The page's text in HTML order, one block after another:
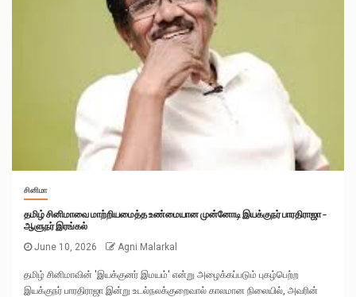
சினிமா
தமிழ் சினிமாவை மாற்றியமைத்த உண்மையான முன்னோடி இயக்குநர் பாரதிராஜா –
ஆளுநர் இரங்கல்
June 10, 2026
Agni Malarkal
தமிழ் சினிமாவின் 'இயக்குனர் இமயம்' என்று அழைக்கப்படும் புகழ்பெற்ற
இயக்குநர் பாரதிராஜா இன்று உடல்நலக்குறைவால் காலமான நிலையில், அவரின்